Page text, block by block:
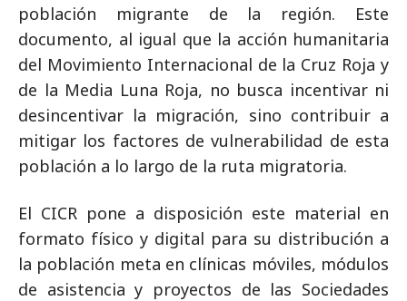
población migrante de la región. Este
documento, al igual que la acción humanitaria
del Movimiento Internacional de la Cruz Roja y
de la Media Luna Roja, no busca incentivar ni
desincentivar la migración, sino contribuir a
mitigar los factores de vulnerabilidad de esta
población a lo largo de la ruta migratoria.
El CICR pone a disposición este material en
formato físico y digital para su distribución a
la población meta en clínicas móviles, módulos
de asistencia y proyectos de las Sociedades